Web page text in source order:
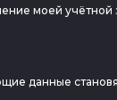
моей
данные